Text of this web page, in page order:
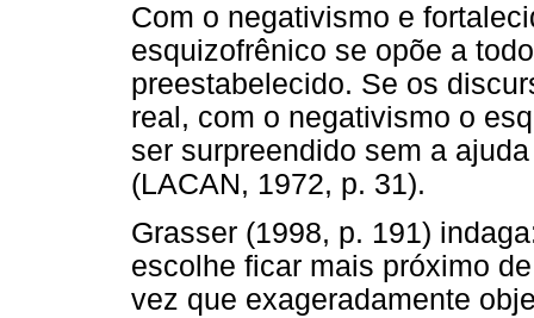
Com o negativismo e
esquizofrênico se opõe a
preestabelecido. Se os
real, com o negativismo o
ser surpreendido sem a
(LACAN, 1972, p. 31).
Grasser (1998, p. 191)
escolhe ficar mais próximo
vez que exageradamente